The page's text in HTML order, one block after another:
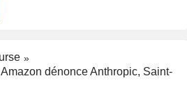
dénonce Anthropic, Saint-